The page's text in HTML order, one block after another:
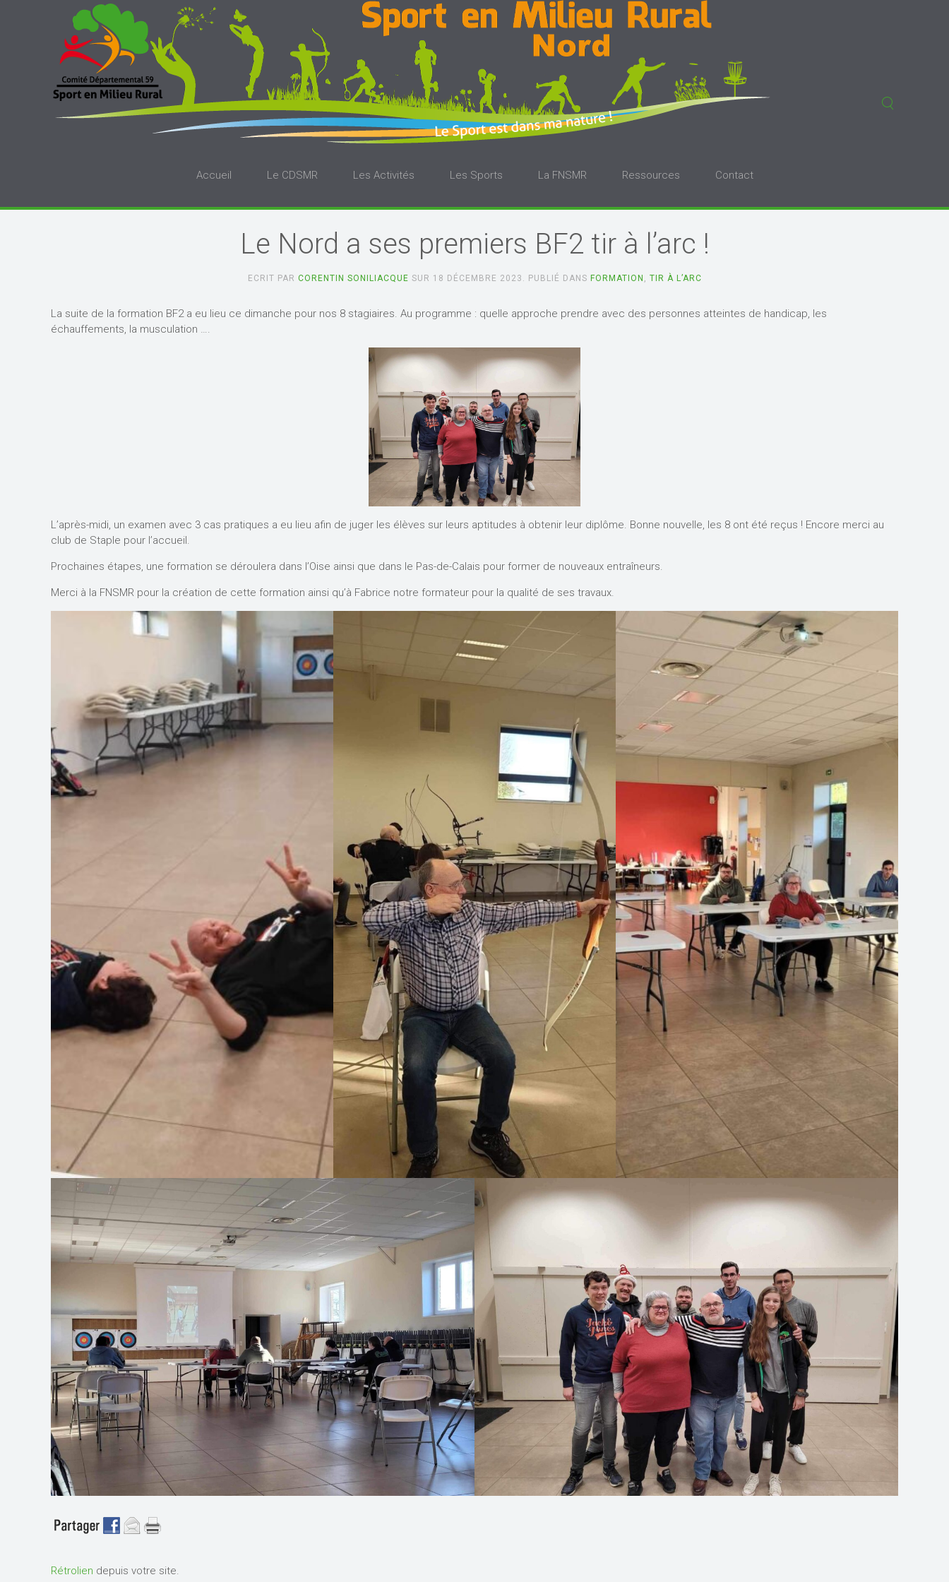
Accueil Le CDSMR Les Activités Les Sports La FNSMR Ressources Contact
Le Nord a ses premiers BF2 tir à l’arc !
ECRIT PAR CORENTIN SONILIACQUE SUR 18 DÉCEMBRE 2023 . PUBLIÉ DANS FORMATION , TIR À L’ARC
La suite de la formation BF2 a eu lieu ce dimanche pour nos 8 stagiaires. Au programme : quelle approche prendre avec des personnes atteintes de handicap, les
échauffements, la musculation ….
L’après-midi, un examen avec 3 cas pratiques a eu lieu afin de juger les élèves sur leurs aptitudes à obtenir leur diplôme. Bonne nouvelle, les 8 ont été reçus ! Encore merci au
club de Staple pour l’accueil.
Prochaines étapes, une formation se déroulera dans l’Oise ainsi que dans le Pas-de-Calais pour former de nouveaux entraîneurs.
Merci à la FNSMR pour la création de cette formation ainsi qu’à Fabrice notre formateur pour la qualité de ses travaux.
Rétrolien depuis votre site.